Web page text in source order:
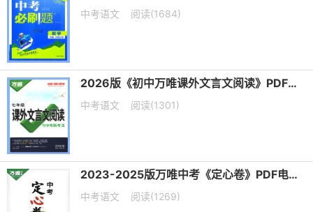
中考语文 阅读(1684)
2026版《初中万唯课外文言文阅读》PDF电子版下载
中考语文 阅读(1301)
2023-2025版万唯中考《定心卷》PDF电子版下载
中考语文 阅读(1269)